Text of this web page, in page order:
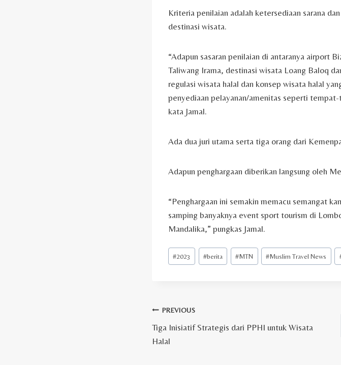
Kriteria penilaian adalah ketersediaan sarana
destinasi wisata.
“Adapun sasaran penilaian di antaranya airport
Taliwang Irama, destinasi wisata Loang Baloq
regulasi wisata halal dan konsep wisata halal
penyediaan pelayanan/amenitas seperti
kata Jamal.
Ada dua juri utama serta tiga orang dari
Adapun penghargaan diberikan langsung oleh
“Penghargaan ini semakin memacu semangat
samping banyaknya event sport tourism di
Mandalika,” pungkas Jamal.
Post
Tags:
#2023 #berita #MTN #Muslim Travel News
Post
navigation
PREVIOUS
Tiga Inisiatif Strategis dari PPHI untuk Wisata
Halal